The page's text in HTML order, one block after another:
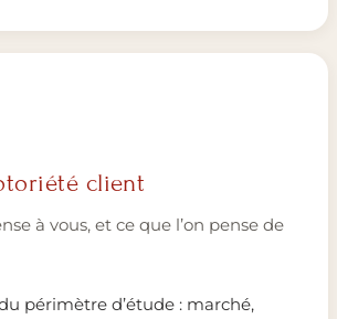
client
à vous, et ce que l’on pense de
périmètre d’étude : marché,